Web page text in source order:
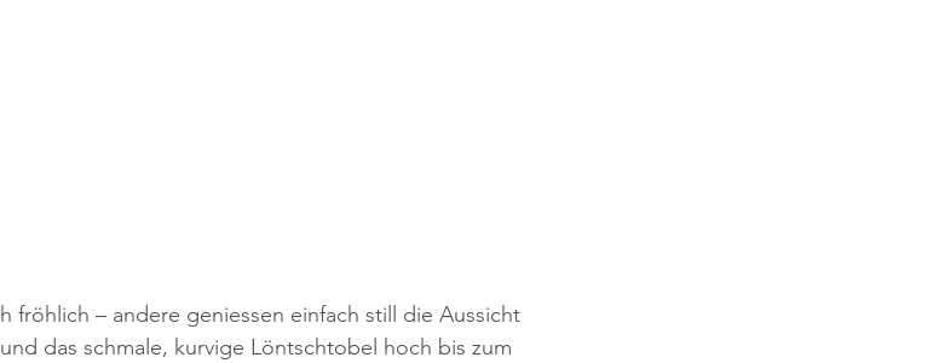
fröhlich – andere geniessen einfach still die Aussicht
das schmale, kurvige Löntschtobel hoch bis zum